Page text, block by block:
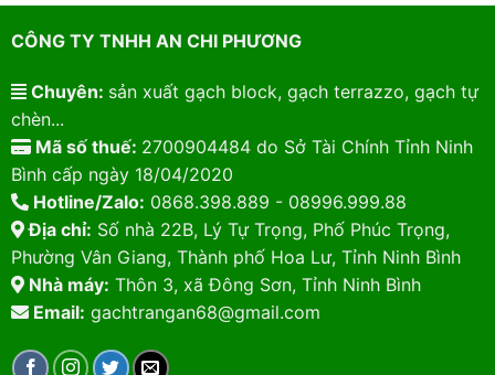
CÔNG TY TNHH AN CHI PHƯƠNG
Chuyên: sản xuất gạch block, gạch terrazzo, gạch tự
chèn...
Mã số thuế: 2700904484 do Sở Tài Chính Tỉnh Ninh
Bình cấp ngày 18/04/2020
Hotline/Zalo: 0868.398.889 - 08996.999.88
Địa chỉ: Số nhà 22B, Lý Tự Trọng, Phố Phúc Trọng,
Phường Vân Giang, Thành phố Hoa Lư, Tỉnh Ninh Bình
Nhà máy: Thôn 3, xã Đông Sơn, Tỉnh Ninh Bình
Email: gachtrangan68@gmail.com